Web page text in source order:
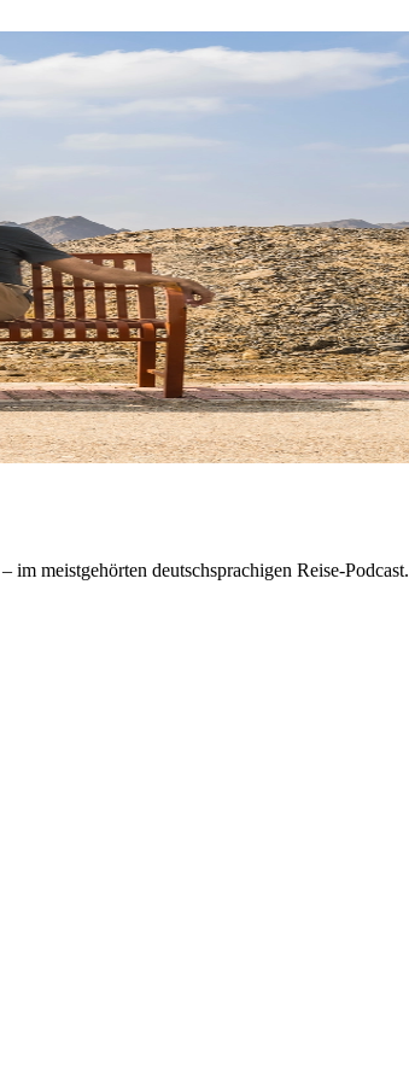
meistgehörten deutschsprachigen Reise-Podcast.